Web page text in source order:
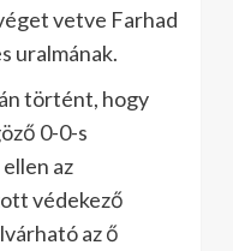
vetve Farhad
uralmának.
történt, hogy
0-0-s
az
védekező
az ő